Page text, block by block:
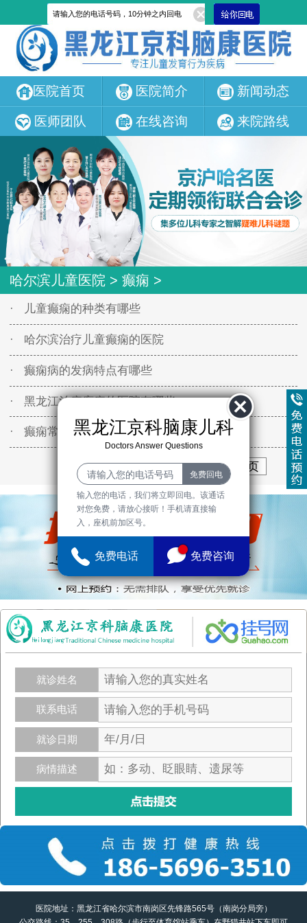
医院首页 医院简介 新闻动态
医师团队 在线咨询 来院路线
哈尔滨儿童医院 > 癫痫 >
· 儿童癫痫的种类有哪些
· 哈尔滨治疗儿童癫痫的医院
· 癫痫病的发病特点有哪些
· 黑龙江治疗癫痫的医院有哪些
· 癫痫常用的分类方法有哪些
首页 上一页 1 2 3
下一页
末页
就诊姓名
联系电话
就诊日期
病情描述
医院地址：黑龙江省哈尔滨市南岗区先锋路565号（南岗分局旁）
黑龙江京科脑康儿科
Doctors Answer Questions
输入您的电话，我们将立即回电。该通话
对您免费，请放心接听！手机请直接输
入，座机前加区号。
免费电话 免费咨询